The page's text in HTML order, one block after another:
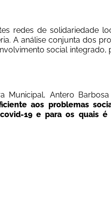
redes de solidariedade
A análise conjunta dos
social integrado,
Municipal, Antero
aos problemas
19 e para os quais